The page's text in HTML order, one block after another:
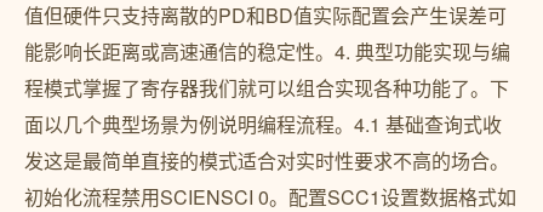
值但硬件只支持离散的PD和BD值实际配置会产生误差可
能影响长距离或高速通信的稳定性。4. 典型功能实现与编
程模式掌握了寄存器我们就可以组合实现各种功能了。下
面以几个典型场景为例说明编程流程。4.1 基础查询式收
发这是最简单直接的模式适合对实时性要求不高的场合。
初始化流程禁用SCIENSCI 0。配置SCC1设置数据格式如